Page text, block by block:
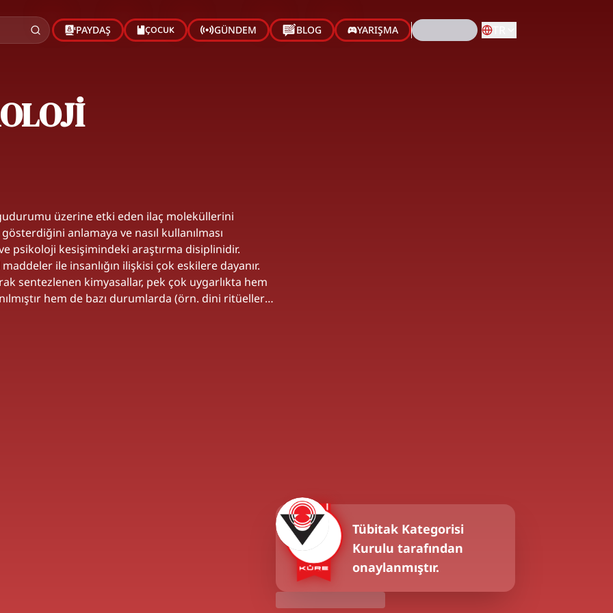
PAYDAŞ ÇOCUK GÜNDEM BLOG YARIŞMA
üzerine etki eden ilaç moleküllerini
anlamaya ve nasıl kullanılması
psikoloji kesişimindeki araştırma disiplinidir.
ile insanlığın ilişkisi çok eskilere dayanır.
sentezlenen kimyasallar, pek çok uygarlıkta hem
hem de bazı durumlarda (örn. dini ritüeller)
Tübitak Kategorisi
Kurulu tarafından
onaylanmıştır.